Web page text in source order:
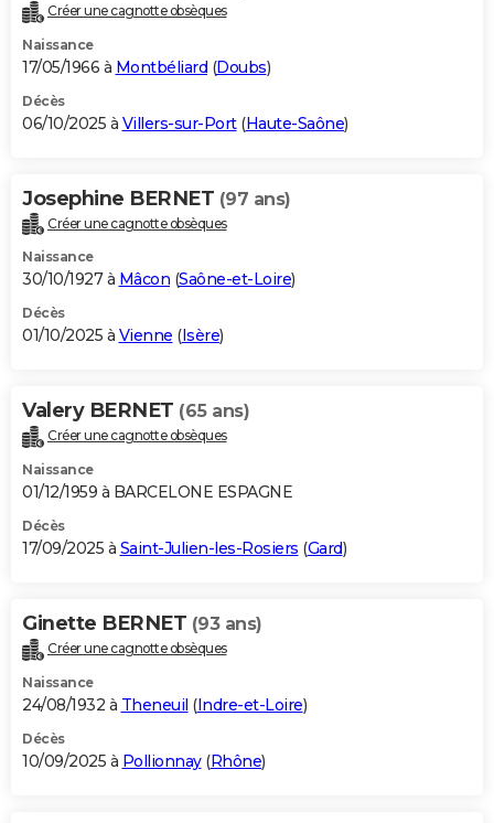
Créer une cagnotte obsèques
Naissance
17/05/1966 à Montbéliard (Doubs)
Décès
06/10/2025 à Villers-sur-Port(Haute-Saône)
Josephine BERNET (97 ans)
Créer une cagnotte obsèques
Naissance
30/10/1927 à Mâcon (Saône-et-Loire)
Décès
01/10/2025 à Vienne (Isère)
Valery BERNET (65 ans)
Créer une cagnotte obsèques
Naissance
01/12/1959 à BARCELONE ESPAGNE
Décès
17/09/2025 à Saint-Julien-les-Rosiers (Gard)
Ginette BERNET (93 ans)
Créer une cagnotte obsèques
Naissance
24/08/1932 à Theneuil (Indre-et-Loire)
Décès
10/09/2025 à Pollionnay(Rhône)